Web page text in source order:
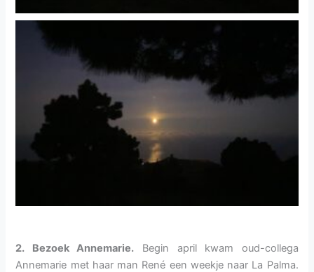
2. Bezoek Annemarie. Begin april kwam oud-collega
Annemarie met haar man René een weekje naar La Palma.